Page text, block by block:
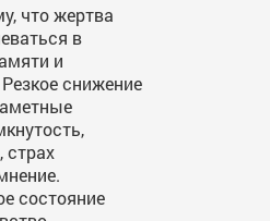
что жертва
в
и
снижение
страх
состояние